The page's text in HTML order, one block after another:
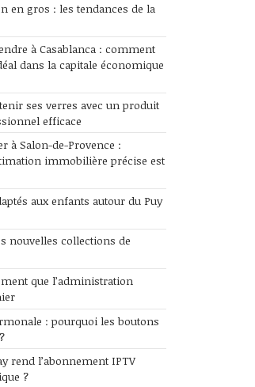
en gros : les tendances de la
à Casablanca : comment
dans la capitale économique
ses verres avec un produit
efficace
à Salon-de-Provence :
immobilière précise est
aux enfants autour du Puy
nouvelles collections de
que l’administration
: pourquoi les boutons
rend l’abonnement IPTV
?